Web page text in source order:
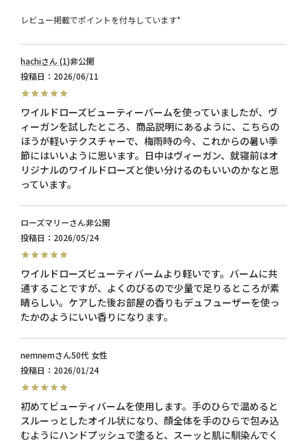
レビュー掲載でポイントを付与しています*
hachi 1 非公開
投稿日
2026/06/11
ワイルドローズビューティーバームを使っていましたが、ヴ
ィーガンを試したところ、商品説明にあるように、こちらの
ほうが軽いテクスチャーで、梅雨時の今、これからの暑い季
節にはいいように思います。日中はヴィーガン、就寝前はオ
リジナルのワイルドローズと使い分けるのもいいのかなと思
っています。
ローズマリー
非公開
投稿日
2026/05/24
ワイルドローズビューティバームより軽いです。バームに共
通することですが、よくのびるので少量で足りるところが素
晴らしい。ケアした後お部屋の香りもデュフューザーを使っ
たかのようにいい香りになります。
nemnem 50代 女性
投稿日
2026/01/24
初めてビューティバームを使用します。手のひらで温めると
スルーっとしたオイル状になり、顔全体を手のひらで包み込
むようにハンドプッシュで塗ると、スーッと肌に馴染んでく